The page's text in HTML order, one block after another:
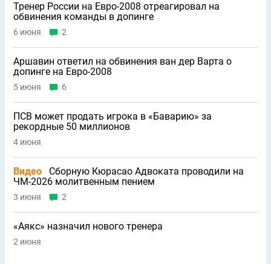
Тренер России на Евро-2008 отреагировал на
обвинения команды в допинге
6 июня 2
Аршавин ответил на обвинения ван дер Варта о
допинге на Евро-2008
5 июня 6
ПСВ может продать игрока в «Баварию» за
рекордные 50 миллионов
4 июня
Видео
Сборную Кюрасао Адвоката проводили на
ЧМ-2026 молитвенным пением
3 июня 2
«Аякс» назначил нового тренера
2 июня